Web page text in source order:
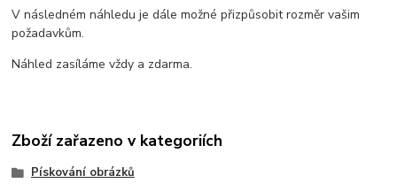
V následném náhledu je dále možné přizpůsobit rozměr vašim
požadavkům.
Náhled zasíláme vždy a zdarma.
Zboží zařazeno v kategoriích
Pískování obrázků